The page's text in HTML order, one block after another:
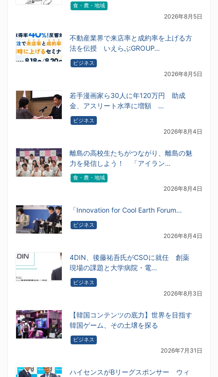
食・農・地域
2026年8月5日
不動産業界で来店率と成約率を上げる方
法を伝授 いえらぶGROUP…
ビジネス
2026年8月5日
若手漫画家ら30人に年120万円 助成
金、アスリート水準に増額 …
ビジネス
2026年8月4日
離島の高校生たちがつながり、離島の魅
力を発信しよう！ 「アイラン…
食・農・地域
2026年8月4日
「Innovation for Cool Earth Forum…
ビジネス
2026年8月4日
4DIN、後藤祐吾氏がCSOに就任 創薬
現場の課題と大学病院・電…
ビジネス
2026年8月3日
【韓国コンテンツの底力】世界を目指す
韓国ゲーム、その土壌を探る
ビジネス
2026年7月31日
ハイセンスがBリーグスポンサー ウィ